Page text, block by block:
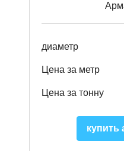
диаметр
Цена за метр
Цена за тонну
купить